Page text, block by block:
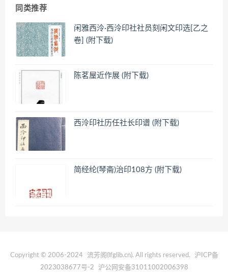
同类推荐
闲雅西泠·西泠印社社员刻闲文印选[乙之
卷] (附下载)
陈茗屋近作展 (附下载)
西泠印社历任社长印谱 (附下载)
简经纶(琴斋)治印108方 (附下载)
Copyright © 2006-2024 流芳阁(lfglib.cn). All rights reserved.
沪ICP备
2023038677号-2
沪公网安备31011002006398